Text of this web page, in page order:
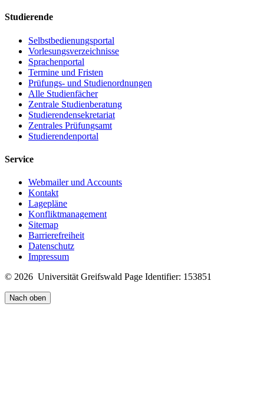
Studierende
Selbstbedienungsportal
Vorlesungsverzeichnisse
Sprachenportal
Termine und Fristen
Prüfungs- und Studienordnungen
Alle Studienfächer
Zentrale Studienberatung
Studierendensekretariat
Zentrales Prüfungsamt
Studierendenportal
Service
Webmailer und Accounts
Kontakt
Lagepläne
Konfliktmanagement
Sitemap
Barrierefreiheit
Datenschutz
Impressum
© 2026 Universität Greifswald Page Identifier: 153851
Nach oben